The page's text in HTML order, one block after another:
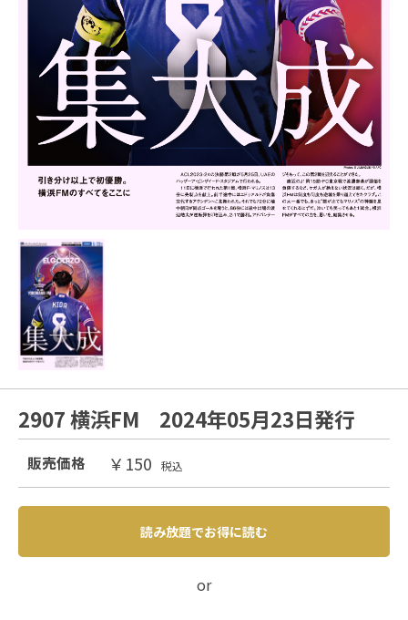
2907 横浜FM 2024年05月23日発行
販売価格 ￥150 税込
読み放題でお得に読む
or